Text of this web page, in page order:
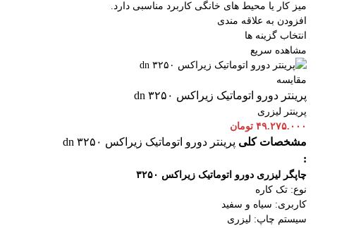
میز کار یا محیط های خانگی کاربرد مناسبی دارد.
افزودن به علاقه مندی
انتخاب گزینه ها
مشاهده سریع
مقایسه
پرینتر دورو اتوماتیک زیراکس dn ۳۲۵۰
پرینتر لیزری
۴۹.۲۷۵.۰۰۰ تومان
مشخصات کلی پرینتر دورو اتوماتیک زیراکس dn ۳۲۵۰
:
چاپگر لیزری دورو اتوماتیک زیراکس ۳۲۵۰
نوع: تک کاره
کاربری: سیاه و سفید
سیستم چاپ: لیزری